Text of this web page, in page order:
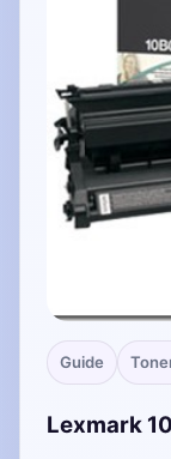
Guide
Lexmark